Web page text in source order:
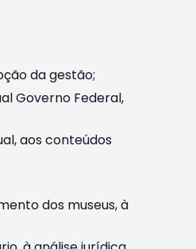
da gestão;
Governo Federal,
aos conteúdos
dos museus, à